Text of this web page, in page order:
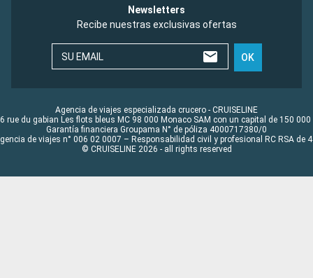
Newsletters
Recibe nuestras exclusivas ofertas
SU EMAIL OK
Agencia de viajes especializada crucero - CRUISELINE
rue du gabian Les flots bleus MC 98 000 Monaco SAM con un capital de 150 000
Garantía financiera Groupama N° de póliza 4000717380/0
de viajes n° 006 02 0007 – Responsabilidad civil y profesional RC RSA de
© CRUISELINE 2026 - all rights reserved